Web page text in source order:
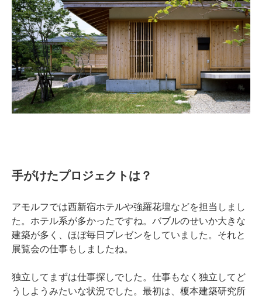
手がけたプロジェクトは？
アモルフでは西新宿ホテルや強羅花壇などを担当しまし
た。ホテル系が多かったですね。バブルのせいか大きな
建築が多く、ほぼ毎日プレゼンをしていました。それと
展覧会の仕事もしましたね。
独立してまずは仕事探しでした。仕事もなく独立してど
うしようみたいな状況でした。最初は、榎本建築研究所